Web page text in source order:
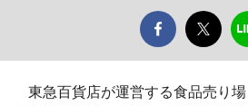
東急百貨店が運営する食品売り